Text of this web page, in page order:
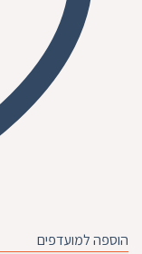
הוספה למועדפים